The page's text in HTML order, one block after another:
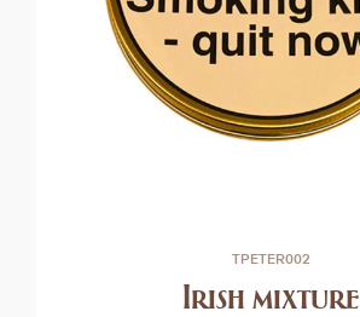
TPETER002
Irish mixture